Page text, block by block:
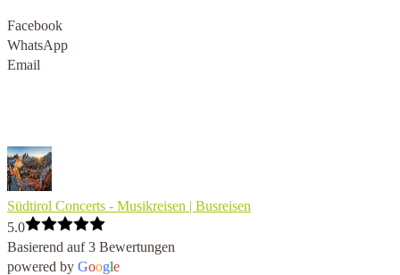
Facebook
WhatsApp
Email
Südtirol Concerts - Musikreisen | Busreisen
5.0
Basierend auf 3 Bewertungen
powered by Google